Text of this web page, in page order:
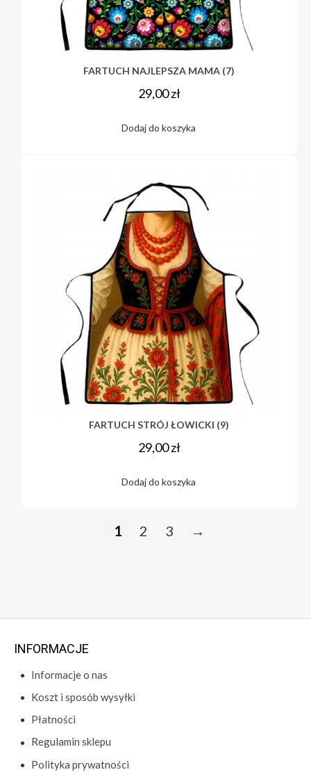
FARTUCH NAJLEPSZA MAMA (7)
29,00zł
Dodaj do koszyka
FARTUCH STRÓJ ŁOWICKI (9)
29,00zł
Dodaj do koszyka
1 2 3 →
INFORMACJE
Informacje o nas
Koszt i sposób wysyłki
Płatności
Regulamin sklepu
Polityka prywatności